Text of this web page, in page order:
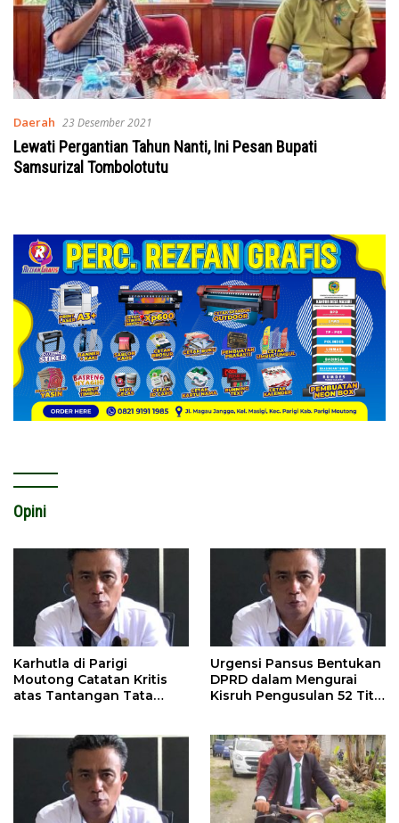
Daerah 23 Desember 2021
Lewati Pergantian Tahun Nanti, Ini Pesan Bupati
Samsurizal Tombolotutu
Opini
Karhutla di Parigi
Moutong Catatan Kritis
atas Tantangan Tata
Urgensi Pansus Bentukan
DPRD dalam Mengurai
Kisruh Pengusulan 52 Titik